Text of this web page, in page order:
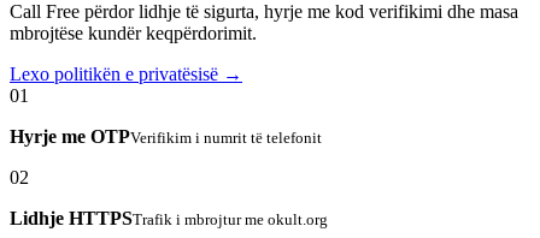
Call Free përdor lidhje të sigurta, hyrje me kod verifikimi dhe masa
mbrojtëse kundër keqpërdorimit.
Lexo politikën e privatësisë →
01
Hyrje me OTPVerifikim i numrit të telefonit
02
Lidhje HTTPSTrafik i mbrojtur me okult.org